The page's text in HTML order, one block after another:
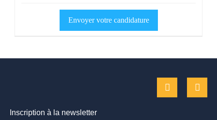
Inscription à la newsletter